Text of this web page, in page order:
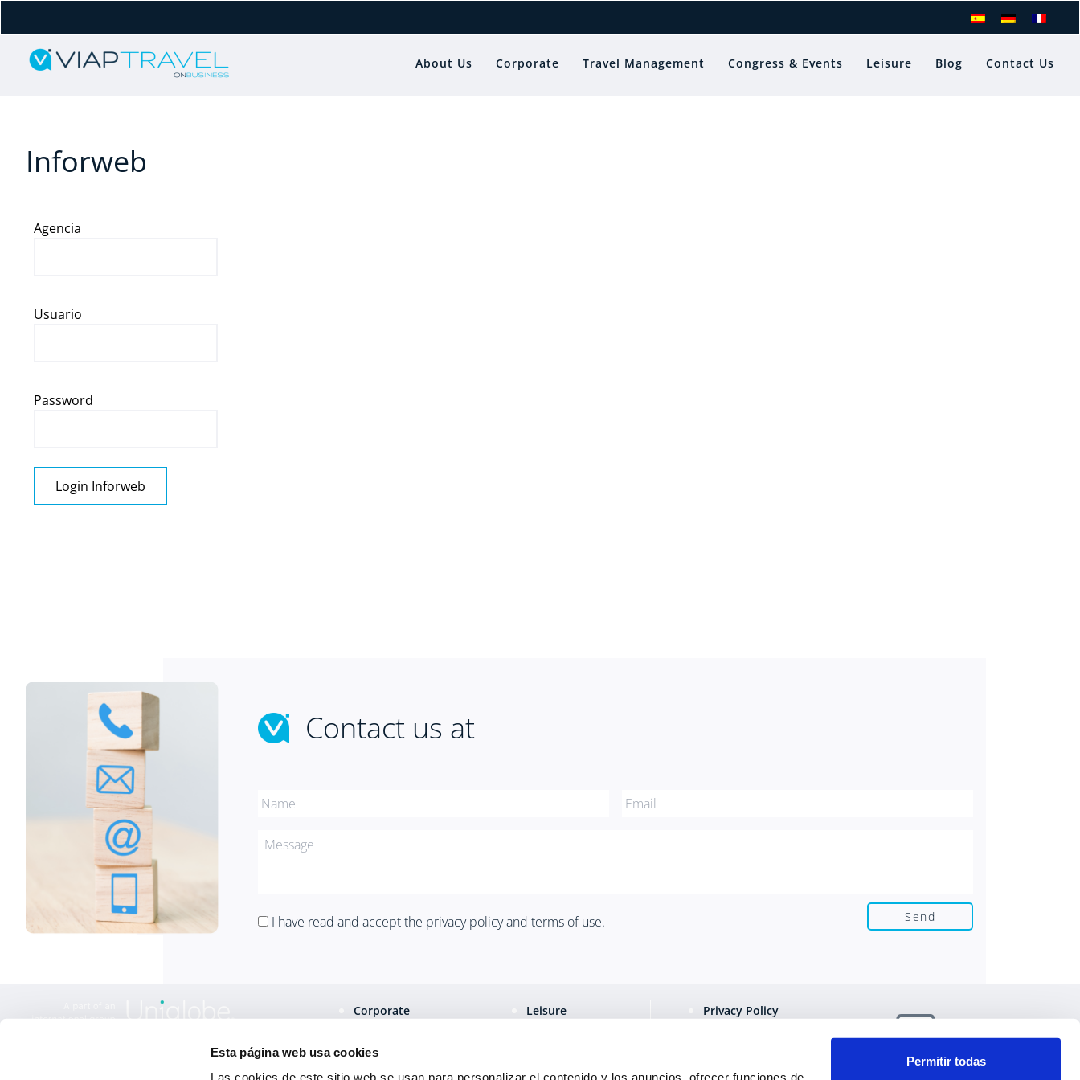
Esta página web usa cookies
Las cookies de este sitio web se usan para personalizar el contenido y los anuncios, ofrecer funciones de
Permitir todas
About Us Corporate Travel Management Congress & Events Leisure Blog Contact Us
Inforweb
Agencia
Usuario
Password
Contact us at
I have read and accept the privacy policyand terms of use.
Corporate
Travel
Leisure Privacy Policy